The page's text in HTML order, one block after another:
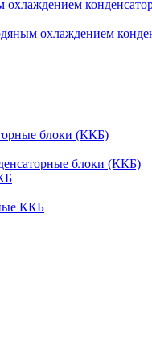
охлаждением
блоки (ККБ)
блоки (ККБ)
ККБ